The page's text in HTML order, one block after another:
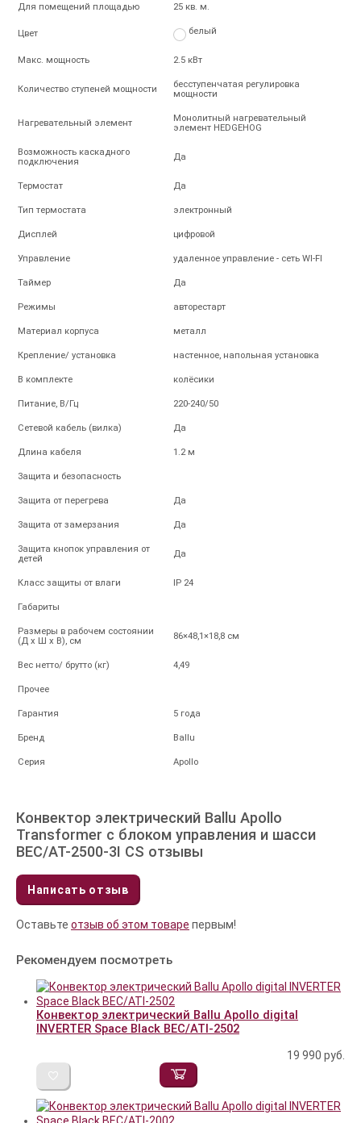
Для помещений площадью 25 кв. м.
Цвет белый
Макс. мощность 2.5 кВт
Количество ступеней мощности
бесступенчатая регулировка
мощности
Нагревательный элемент
Монолитный нагревательный
элемент HEDGEHOG
Возможность каскадного
подключения
Да
Термостат Да
Тип термостата электронный
Дисплей цифровой
Управление удаленное управление - сеть WI-FI
Таймер Да
Режимы авторестарт
Материал корпуса металл
Крепление/ установка настенное, напольная установка
В комплекте колёсики
Питание, В/Гц 220-240/50
Сетевой кабель (вилка) Да
Длина кабеля 1.2 м
Защита и безопасность
Защита от перегрева Да
Защита от замерзания Да
Защита кнопок управления от
детей
Да
Класс защиты от влаги IP 24
Габариты
Размеры в рабочем состоянии
(Д х Ш х В), см
86×48,1×18,8 см
Вес нетто/ брутто (кг) 4,49
Прочее
Гарантия 5 года
Бренд Ballu
Серия Apollo
Конвектор электрический Ballu Apollo
Transformer с блоком управления и шасси
BEC/AT-2500-3I CS отзывы
Написать отзыв
Оставьте отзыв об этом товаре первым!
Рекомендуем посмотреть
Конвектор электрический Ballu Apollo digital
INVERTER Space Black BEC/ATI-2502
19 990 руб.